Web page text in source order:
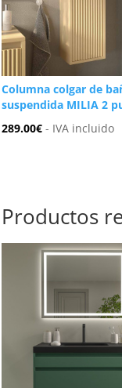
Columna colgar de
suspendida MILIA 2
289.00€ - IVA incluido
Productos